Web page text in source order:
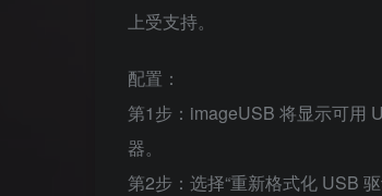
上受支持。
配置：
第1步：imageUSB 将显示可用
器。
第2步：选择“重新格式化 USB